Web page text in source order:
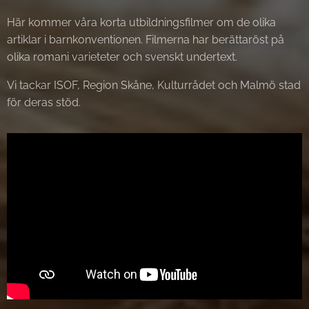
Här kommer våra korta utbildningsfilmer om de olika
artiklar i barnkonventionen. Filmerna har berättaröst på
olika romani varieteter och svenskt undertext.
Vi tackar ISOF, Region Skåne, Kulturrådet och Malmö stad
för deras stöd.